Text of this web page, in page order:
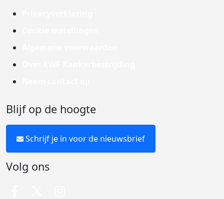
Blijf op de hoogte
Schrijf je in voor de nieuwsbrief
Volg ons